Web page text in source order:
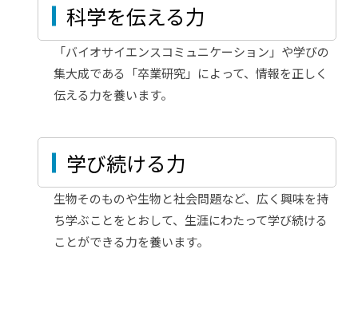
科学を伝える力
「バイオサイエンスコミュニケーション」や学びの
集大成である「卒業研究」によって、情報を正しく
伝える力を養います。
学び続ける力
生物そのものや生物と社会問題など、広く興味を持
ち学ぶことをとおして、生涯にわたって学び続ける
ことができる力を養います。